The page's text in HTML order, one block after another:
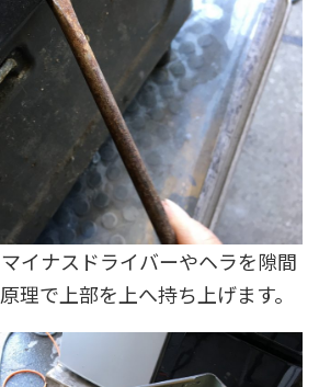
イナスドライバーやヘラを隙間
理で上部を上へ持ち上げます。